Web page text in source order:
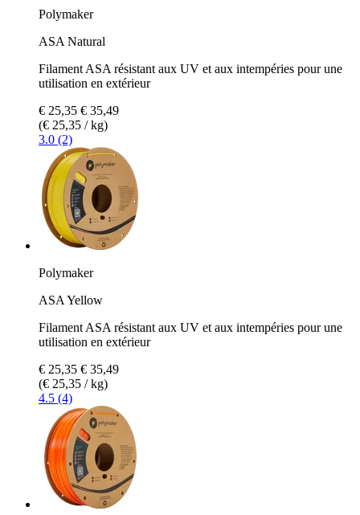
Polymaker
ASA Natural
Filament ASA résistant aux UV et aux intempéries pour une
utilisation en extérieur
€ 25,35 € 35,49
(€ 25,35 / kg)
3.0 (2)
Polymaker
ASA Yellow
Filament ASA résistant aux UV et aux intempéries pour une
utilisation en extérieur
€ 25,35 € 35,49
(€ 25,35 / kg)
4.5 (4)